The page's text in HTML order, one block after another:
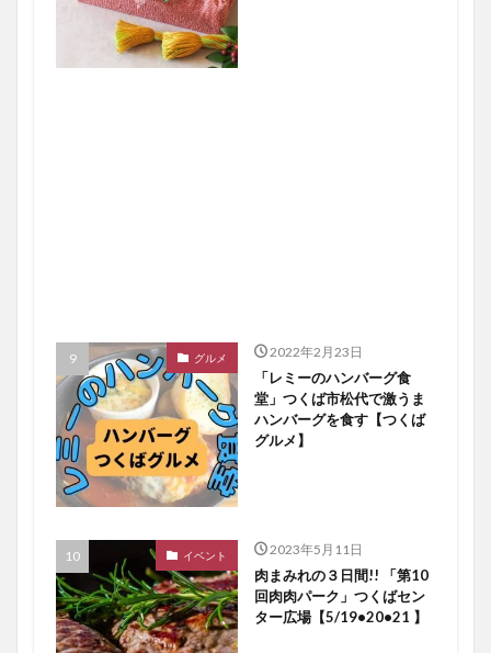
グルメ 2022年2月23日
「レミーのハンバーグ食
堂」つくば市松代で激うま
ハンバーグを食す【つくば
グルメ】
イベント 2023年5月11日
肉まみれの３日間!! 「第10
回肉肉パーク」つくばセン
ター広場【5/19•20•21 】